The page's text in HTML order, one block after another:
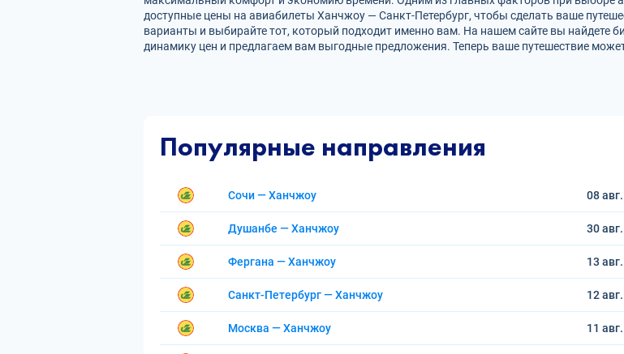
доступные цены на авиабилеты Ханчжоу — Санкт-Петербург, чтобы сделать ваше
варианты и выбирайте тот, который подходит именно вам. На нашем сайте вы
динамику цен и предлагаем вам выгодные предложения. Теперь ваше путешествие
Популярные направления
Сочи — Ханчжоу 08 авг.
Душанбе — Ханчжоу 30 авг.
Фергана — Ханчжоу 13 авг.
Санкт-Петербург — Ханчжоу 12 авг.
Москва — Ханчжоу 11 авг.